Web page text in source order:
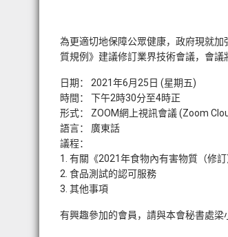
為更適切地保障公眾健康，政府現就
質規例》建議修訂業界技術會議，會議
日期： 2021年6月25日 (星期五)
時間： 下午2時30分至4時正
形式： ZOOM網上視訊會議 (Zoom
語言： 廣東話
議程：
1. 有關《2021年食物內有害物質（修
2. 食品測試的認可服務
3. 其他事項
有興趣參加的會員，請與本會秘書處梁